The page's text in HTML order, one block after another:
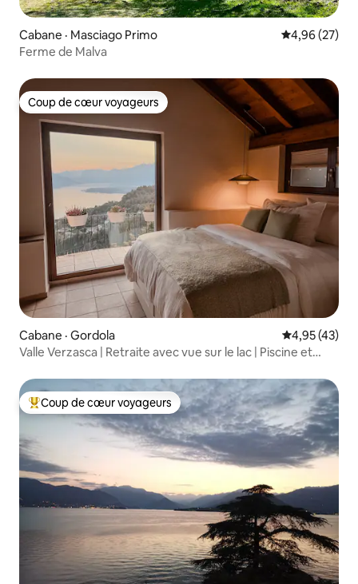
Cabane · Masciago Primo Note
4,96 (27)
Ferme de Malva
Coup de cœur voyageurs
Coup de cœur voyageurs
Cabane · Gordola Note
4,95 (43)
Valle Verzasca | Retraite avec vue sur le lac | Piscine et
Coup de cœur voyageurs parmi les plus aimés
Coup de cœur voyageurs